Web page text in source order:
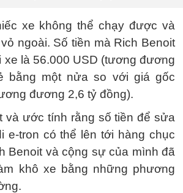
xe không thể chạy được và
ngoài. Số tiền mà Rich Benoit
xe là 56.000 USD (tương đương
bằng một nửa so với giá gốc
đương 2,6 tỷ đồng).
và ước tính rằng số tiền để sửa
e-tron có thể lên tới hàng chục
Benoit và cộng sự của mình đã
khô xe bằng những phương